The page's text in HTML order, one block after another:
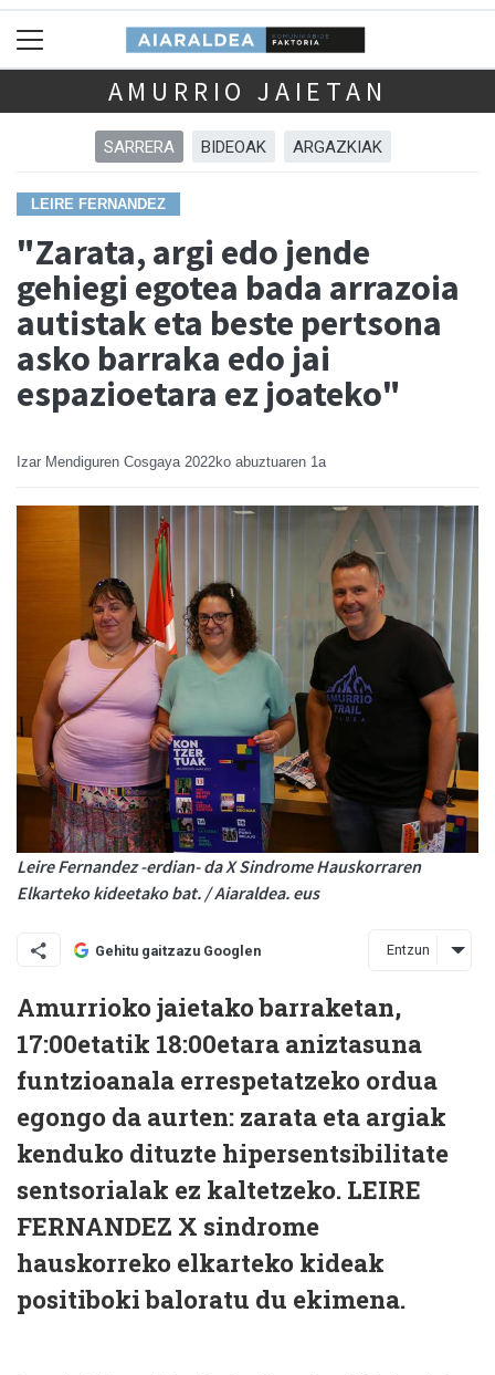
AMURRIO JAIETAN
SARRERA BIDEOAK ARGAZKIAK
LEIRE FERNANDEZ
"Zarata, argi edo jende
gehiegi egotea bada arrazoia
autistak eta beste pertsona
asko barraka edo jai
espazioetara ez joateko"
Izar Mendiguren Cosgaya 2022ko abuztuaren 1a
Leire Fernandez -erdian- da X Sindrome Hauskorraren
Elkarteko kideetako bat. / Aiaraldea. eus
Gehitu gaitzazu Googlen Entzun
Amurrioko jaietako barraketan,
17:00etatik 18:00etara aniztasuna
funtzioanala errespetatzeko ordua
egongo da aurten: zarata eta argiak
kenduko dituzte hipersentsibilitate
sentsorialak ez kaltetzeko. LEIRE
FERNANDEZ X sindrome
hauskorreko elkarteko kideak
positiboki baloratu du ekimena.